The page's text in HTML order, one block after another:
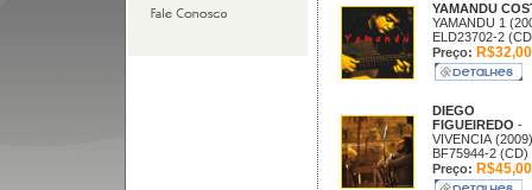
YAMANDU
YAMANDU 1
ELD23702-2
Preço: R$32,00
DIEGO
FIGUEIREDO -
VIVENCIA (2009)
BF75944-2 (CD)
Preço: R$45,00